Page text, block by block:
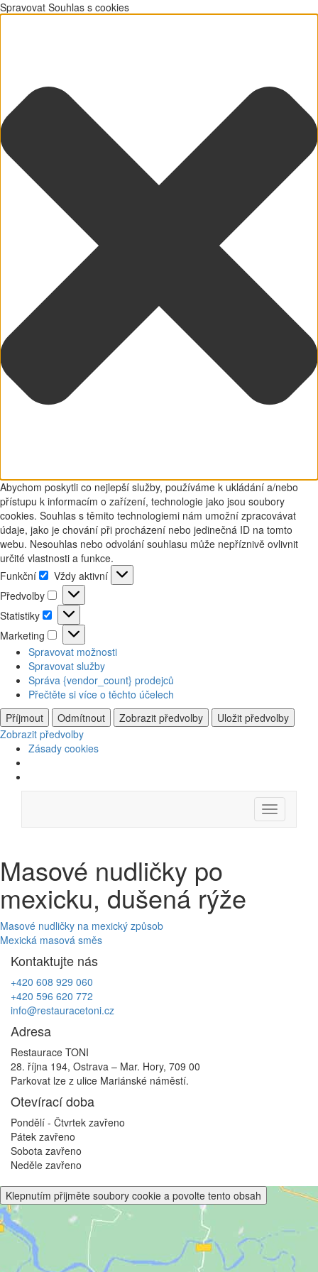
Spravovat Souhlas s cookies
Abychom poskytli co nejlepší služby, používáme k ukládání a/nebo
přístupu k informacím o zařízení, technologie jako jsou soubory
cookies. Souhlas s těmito technologiemi nám umožní zpracovávat
údaje, jako je chování při procházení nebo jedinečná ID na tomto
webu. Nesouhlas nebo odvolání souhlasu může nepříznivě ovlivnit
určité vlastnosti a funkce.
Funkční
Funkční
Vždy aktivní
Předvolby
Předvolby
Statistiky
Statistiky
Marketing
Marketing
Spravovat možnosti
Spravovat služby
Správa {vendor_count} prodejců
Přečtěte si více o těchto účelech
Příjmout
Odmítnout Zobrazit předvolby
Uložit předvolby
Zobrazit předvolby
Zásady cookies
content
Menu
Masové nudličky po
mexicku, dušená rýže
Navigace
pro
příspěvek
Masové nudličky na mexický způsob
Mexická masová směs
Kontaktujte nás
+420 608 929 060
+420 596 620 772
info@restauracetoni.cz
Adresa
Restaurace TONI
28. října 194, Ostrava – Mar. Hory, 709 00
Parkovat lze z ulice Mariánské náměstí.
Otevírací doba
Pondělí - Čtvrtek zavřeno
Pátek zavřeno
Sobota zavřeno
Neděle zavřeno
Klepnutím přijměte soubory cookie a povolte tento obsah